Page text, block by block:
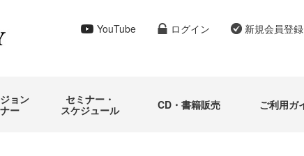
YouTube ログイン 新規会員登録
ョン
ー
セミナー・
スケジュール
CD・書籍販売 ご利用ガ
再受講について